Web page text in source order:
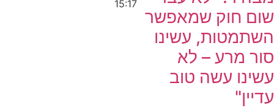
שום חוק שמאפשר
השתמטות, עשינו
סור מרע – לא
עשינו עשה טוב
עדיין"
15:17